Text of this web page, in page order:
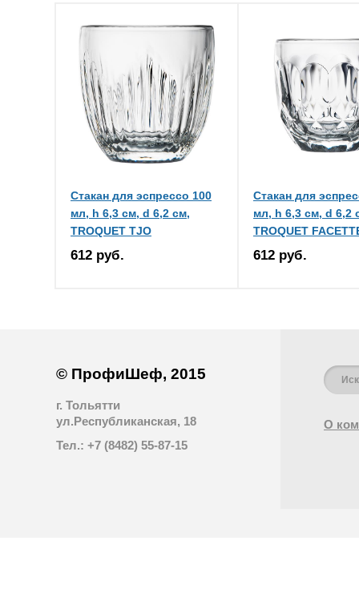
Стакан для эспрессо 100
мл, h 6,3 см, d 6,2 см,
TROQUET TJO
612 руб.
Стакан для
мл, h 6,3 см, d 6,2
TROQUET
612 руб.
© ПрофиШеф, 2015
г. Тольятти
ул.Республиканская, 18
Тел.: +7 (8482) 55-87-15
О